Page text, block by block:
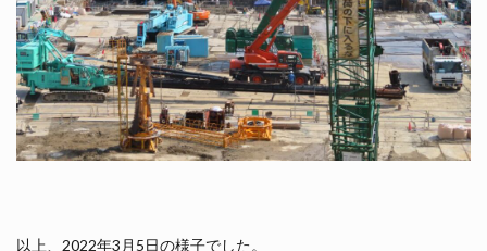
以上、2022年3月5日の様子でした。